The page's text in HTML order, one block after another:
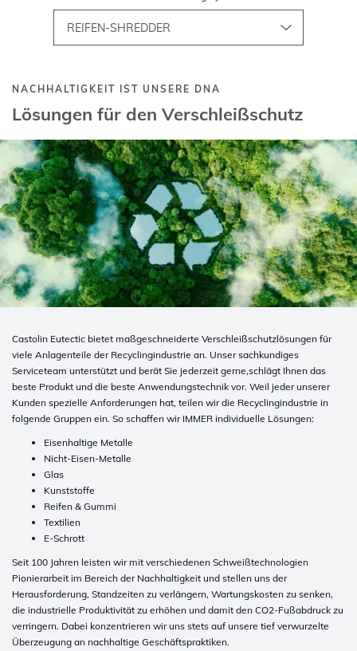
NACHHALTIGKEIT IST UNSERE DNA
Lösungen für den Verschleißschutz
Castolin Eutectic bietet maßgeschneiderte Verschleißschutzlösungen für
viele Anlagenteile der Recyclingindustrie an. Unser sachkundiges
Serviceteam unterstützt und berät Sie jederzeit gerne,schlägt Ihnen das
beste Produkt und die beste Anwendungstechnik vor. Weil jeder unserer
Kunden spezielle Anforderungen hat, teilen wir die Recyclingindustrie in
folgende Gruppen ein. So schaffen wir IMMER individuelle Lösungen:
Eisenhaltige Metalle
Nicht-Eisen-Metalle
Glas
Kunststoffe
Reifen & Gummi
Textilien
E-Schrott
Seit 100 Jahren leisten wir mit verschiedenen Schweißtechnologien
Pionierarbeit im Bereich der Nachhaltigkeit und stellen uns der
Herausforderung, Standzeiten zu verlängern, Wartungskosten zu senken,
die industrielle Produktivität zu erhöhen und damit den CO2-Fußabdruck zu
verringern. Dabei konzentrieren wir uns stets auf unsere tief verwurzelte
Überzeugung an nachhaltige Geschäftspraktiken.